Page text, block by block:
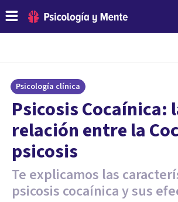
Psicología clínica
Psicosis Cocaínica:
relación entre la
psicosis
Te explicamos las
psicosis cocaínica y sus